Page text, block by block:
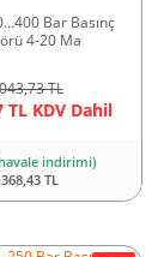
Bar Basınç
4-20 Ma
TL
TL KDV Dahil
indirimi)
TL